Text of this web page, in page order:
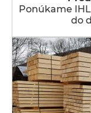
Ponúkame
do